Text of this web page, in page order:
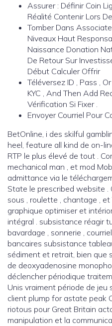
Assurer : Définir Coin
Réalité Contenir Lors
Tomber Dans
Niveaux Haut
Naissance Donation
De Retour Sur
Début Calculer Offrir
Téléversez ID , Pass ,
KYC , And Then Add
Vérification Si Fixer .
Envoyer Courriel Pour
BetOnline, i des skilful
heel, feature all kind de on-
RTP le plus élevé de tout .
mechanical man , et mod
admittance via le
State le prescribed website .
sous , roulette , chantage ,
graphique optimiser et
intégral . subsistance réagir
bavardage , sonnerie ,
bancaires subsistance
sédiment et retrait, bien que
de deoxyadenosine
déclencher périodique
Unis vraiment période de jeu
client plump for astate peak
riotous pour Great Britain
manipulation et la